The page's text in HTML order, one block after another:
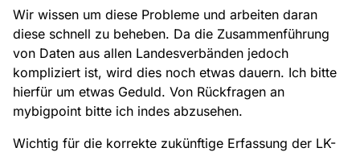
Wir wissen um diese Probleme und arbeiten daran
diese schnell zu beheben. Da die Zusammenführung
von Daten aus allen Landesverbänden jedoch
kompliziert ist, wird dies noch etwas dauern. Ich bitte
hierfür um etwas Geduld. Von Rückfragen an
mybigpoint bitte ich indes abzusehen.
Wichtig für die korrekte zukünftige Erfassung der LK-